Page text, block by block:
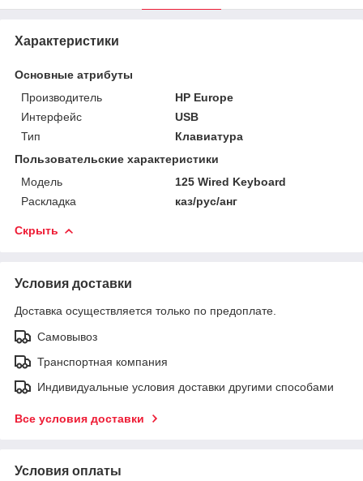
Характеристики
Основные атрибуты
Производитель
HP Europe
Интерфейс
USB
Тип
Клавиатура
Пользовательские характеристики
Модель
125 Wired Keyboard
Раскладка
каз/рус/анг
Скрыть
Условия доставки
Доставка осуществляется только по предоплате.
Самовывоз
Транспортная компания
Индивидуальные условия доставки другими способами
Все условия доставки
Условия оплаты